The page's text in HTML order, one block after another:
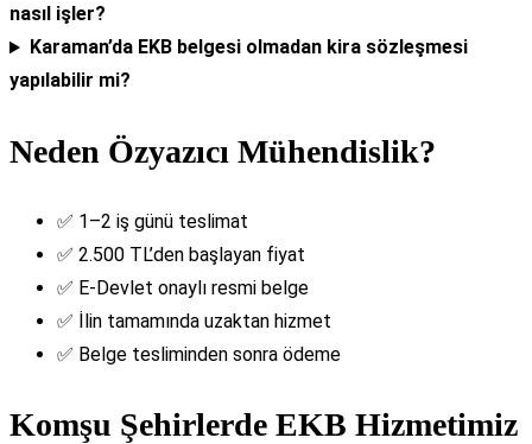
nasıl işler?
Karaman’da EKB belgesi olmadan kira sözleşmesi
yapılabilir mi?
Neden Özyazıcı Mühendislik?
✅ 1–2 iş günü teslimat
✅ 2.500 TL’den başlayan fiyat
✅ E-Devlet onaylı resmi belge
✅ İlin tamamında uzaktan hizmet
✅ Belge tesliminden sonra ödeme
Komşu Şehirlerde EKB Hizmetimiz